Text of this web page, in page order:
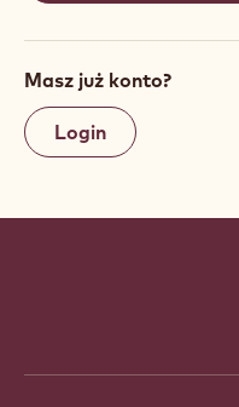
Masz już konto?
Login